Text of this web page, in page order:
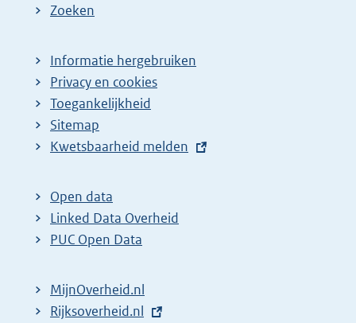
o
r
Zoeken
Informatie hergebruiken
Privacy en cookies
Toegankelijkheid
Sitemap
E
t
e
r
l
i
Kwetsbaarheid melden
Open data
Linked Data Overheid
PUC Open Data
MijnOverheid.nl
E
Rijksoverheid.nl